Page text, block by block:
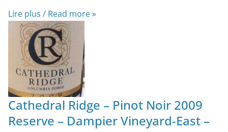
Lire plus / Read more »
Cathedral Ridge – Pinot Noir 2009
Reserve – Dampier Vineyard-East –